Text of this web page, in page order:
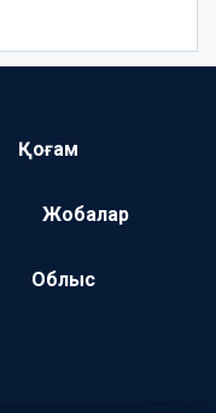
Қоғам
Жобалар
Облыс